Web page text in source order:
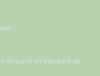
du Lundi au Vendredi de